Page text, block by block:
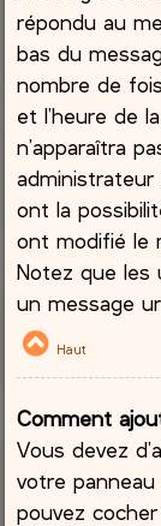
répondu au
bas du
nombre de
et l’heure de
n’apparaîtra
ont la
ont modifié le
Notez que les
un message
Haut
Comment
Vous devez
votre panneau
pouvez